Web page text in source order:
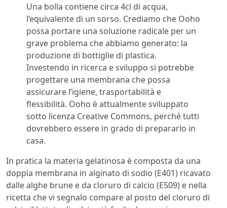
Una bolla contiene circa 4cl di acqua,
l’equivalente di un sorso. Crediamo che Ooho
possa portare una soluzione radicale per un
grave problema che abbiamo generato: la
produzione di bottiglie di plastica.
Investendo in ricerca e sviluppo si potrebbe
progettare una membrana che possa
assicurare l’igiene, trasportabilità e
flessibilità. Ooho è attualmente sviluppato
sotto licenza Creative Commons, perché tutti
dovrebbero essere in grado di prepararlo in
casa.
In pratica la materia gelatinosa è composta da una
doppia membrana in alginato di sodio (E401) ricavato
dalle alghe brune e da cloruro di calcio (E509) e nella
ricetta che vi segnalo compare al posto del cloruro di